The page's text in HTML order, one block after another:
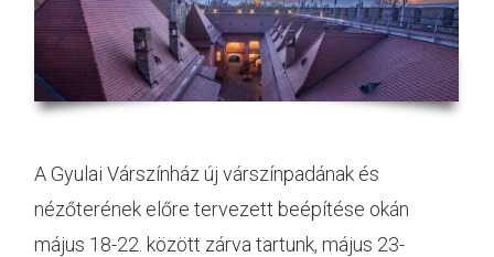
A Gyulai Várszínház új várszínpadának és
nézőterének előre tervezett beépítése okán
május 18-22. között zárva tartunk, május 23-